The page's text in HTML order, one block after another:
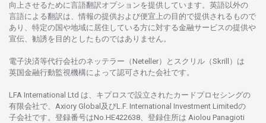
向上さ せるために言語翻訳オプションを提供しています。 英語以外の
言語による翻訳は、 情報の提供および便宜上の 目的で提供さ れるもので
あり、 特定の国や地域に居住している方に対する金融サービスの提供や
宣伝、 勧誘を 目的としたものではありません。
電子決済等代行会社のネッテラー （Neteller）と スクリル （Skrill）は
英国金融行動監視機構によって認可さ れた会社です。
LFA International Ltd は、 キプロスで設立さ れた カードプロセシングの
有限会社で、Axiory Global 及びL.F. International Investment Limitedの
子会社です。 登録番号はNo.HE422638、 登録住所は Aiolou Panagioti